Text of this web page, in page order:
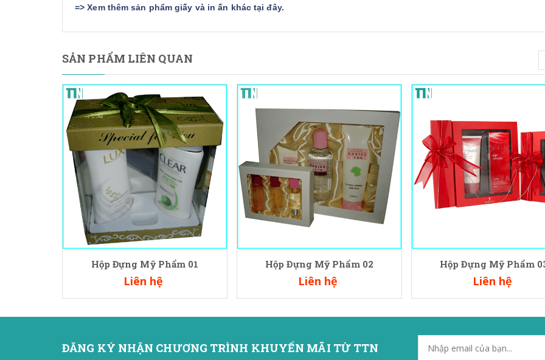
=>Xem thêm sản phẩm giấy và in ấn khác tại đây.
SẢN PHẨM LIÊN QUAN
Hộp Đựng Mỹ Phẩm 01
Liên hệ
Hộp Đựng Mỹ Phẩm 02
Liên hệ
Hộp Đựng Mỹ Phẩm
Liên hệ
ĐĂNG KÝ NHẬN CHƯƠNG TRÌNH KHUYẾN MÃI TỪ TTN